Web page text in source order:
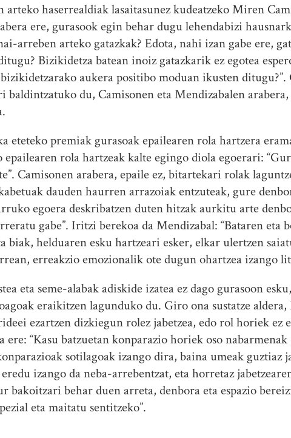
arteko haserrealdiak lasaitasunez kudeatzeko Miren
ere, gurasook egin behar dugu lehendabizi
arreben arteko gatazkak? Edota, nahi izan gabe ere,
Bizikidetza batean inoiz gatazkarik ez egotea
bizikidetzarako aukera positibo moduan ikusten
du, Camisonen eta Mendizabalen
eteteko premiak gurasoak epailearen rola hartzera
rola hartzeak kalte egingo diola egoerari:
Camisonen arabera, epaile ez, bitartekari rolak
dauden haurren arrazoiak entzuteak, gure
egoera deskribatzen duten hitzak aurkitu arte
gabe”. Iritzi berekoa da Mendizabal: “Bataren eta
biak, helduaren esku hartzeari esker, elkar ulertzen
erreakzio emozionalik ote dugun ohartzea izango
eta seme-alabak adiskide izatea ez dago gurasoon
eraikitzen lagunduko du. Giro ona sustatze
ezartzen dizkiegun rolez jabetzea, edo rol horiek ez
ere: “Kasu batzuetan konparazio horiek oso
sotilagoak izango dira, baina umeak guztiaz
izango da neba-arrebentzat, eta horretaz
bakoitzari behar duen arreta, denbora eta espazio
eta maitatu sentitzeko”.